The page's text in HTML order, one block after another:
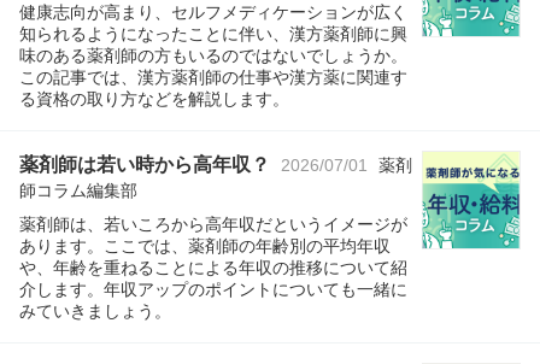
健康志向が高まり、セルフメディケーションが広く
知られるようになったことに伴い、漢方薬剤師に興
味のある薬剤師の方もいるのではないでしょうか。
この記事では、漢方薬剤師の仕事や漢方薬に関連す
る資格の取り方などを解説します。
薬剤師は若い時から高年収？ 2026/07/01
薬剤
師コラム編集部
薬剤師は、若いころから高年収だというイメージが
あります。ここでは、薬剤師の年齢別の平均年収
や、年齢を重ねることによる年収の推移について紹
介します。年収アップのポイントについても一緒に
みていきましょう。